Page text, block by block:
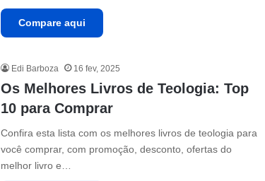
Compare aqui
Edi Barboza 16 fev, 2025
Os Melhores Livros de Teologia: Top
10 para Comprar
Confira esta lista com os melhores livros de teologia para
você comprar, com promoção, desconto, ofertas do
melhor livro e…